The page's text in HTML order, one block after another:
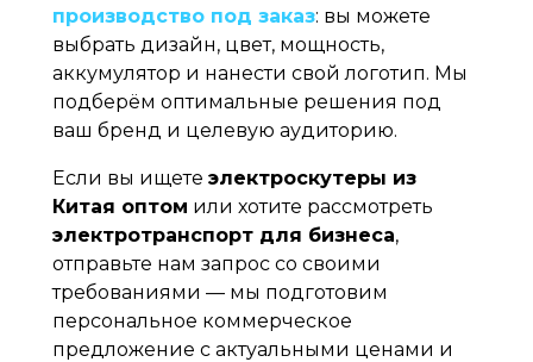
производство под заказ: вы можете
выбрать дизайн, цвет, мощность,
аккумулятор и нанести свой логотип. Мы
подберём оптимальные решения под
ваш бренд и целевую аудиторию.
Если вы ищете электроскутеры из
Китая оптом или хотите рассмотреть
электротранспорт для бизнеса,
отправьте нам запрос со своими
требованиями — мы подготовим
персональное коммерческое
предложение с актуальными ценами и